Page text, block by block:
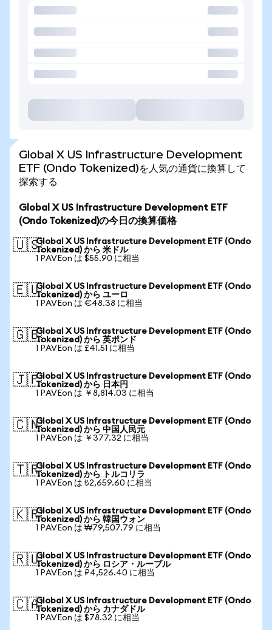
Global X US Infrastructure Development
ETF (Ondo Tokenized)を人気の通貨に換算して
探索する
Global X US Infrastructure Development ETF
(Ondo Tokenized)の今日の換算価格
🇺🇸Global X US Infrastructure Development ETF (Ondo
Tokenized) から 米ドル
1 PAVEon は $55.90 に相当
🇪🇺Global X US Infrastructure Development ETF (Ondo
Tokenized) から ユーロ
1 PAVEon は €48.38 に相当
🇬🇧Global X US Infrastructure Development ETF (Ondo
Tokenized) から 英ポンド
1 PAVEon は £41.51 に相当
🇯🇵Global X US Infrastructure Development ETF (Ondo
Tokenized) から 日本円
1 PAVEon は ￥8,814.03 に相当
🇨🇳Global X US Infrastructure Development ETF (Ondo
Tokenized) から 中国人民元
1 PAVEon は ￥377.32 に相当
🇹🇷Global X US Infrastructure Development ETF (Ondo
Tokenized) から トルコリラ
1 PAVEon は ₺2,659.60 に相当
🇰🇷Global X US Infrastructure Development ETF (Ondo
Tokenized) から 韓国ウォン
1 PAVEon は ₩79,507.79 に相当
🇷🇺Global X US Infrastructure Development ETF (Ondo
Tokenized) から ロシア・ルーブル
1 PAVEon は ₽4,526.40 に相当
🇨🇦Global X US Infrastructure Development ETF (Ondo
Tokenized) から カナダドル
1 PAVEon は $78.32 に相当